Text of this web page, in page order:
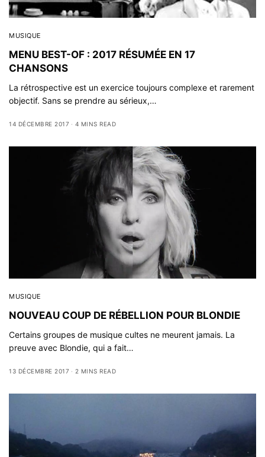
MUSIQUE
MENU BEST-OF : 2017 RÉSUMÉE EN 17
CHANSONS
La rétrospective est un exercice toujours complexe et rarement
objectif. Sans se prendre au sérieux,…
14 DÉCEMBRE 2017 4 MINS READ
MUSIQUE
NOUVEAU COUP DE RÉBELLION POUR BLONDIE
Certains groupes de musique cultes ne meurent jamais. La
preuve avec Blondie, qui a fait…
13 DÉCEMBRE 2017 2 MINS READ